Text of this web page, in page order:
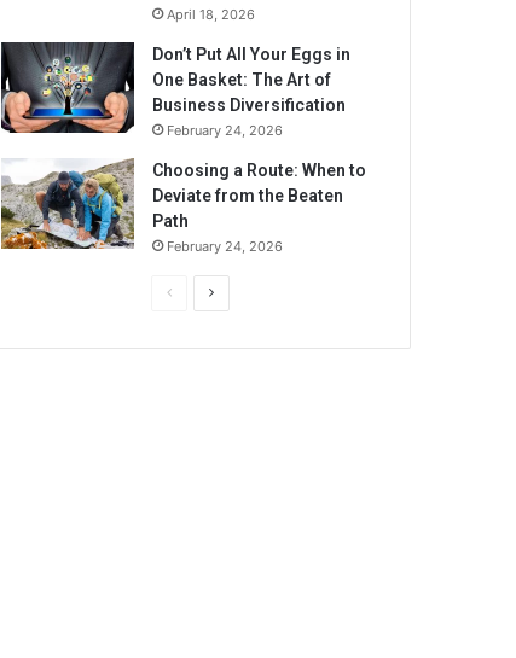
April 18, 2026
Don’t Put All Your Eggs in
One Basket: The Art of
Business Diversification
February 24, 2026
Choosing a Route: When to
Deviate from the Beaten
Path
February 24, 2026
PreviousNext